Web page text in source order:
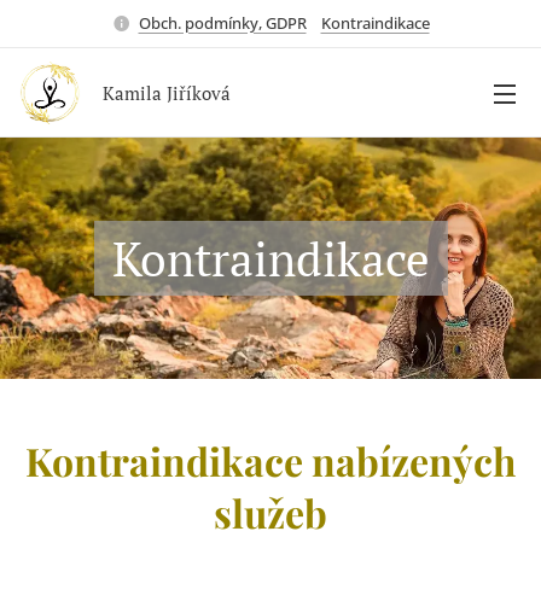
Obch. podmínky, GDPR Kontraindikace
Kamila Jiříková
Kontraindikace
Kontraindikace nabízených
služeb